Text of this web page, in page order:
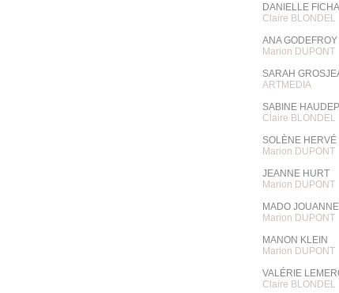
DANIELLE
Claire BLONDEL
ANA GODEFROY
Marion DUPONT
SARAH
ARTMEDIA
SABINE
Claire BLONDEL
SOLÈNE HERVÉ
Marion DUPONT
JEANNE HURT
Marion DUPONT
MADO
Marion DUPONT
MANON KLEIN
Marion DUPONT
VALÉRIE
Claire BLONDEL